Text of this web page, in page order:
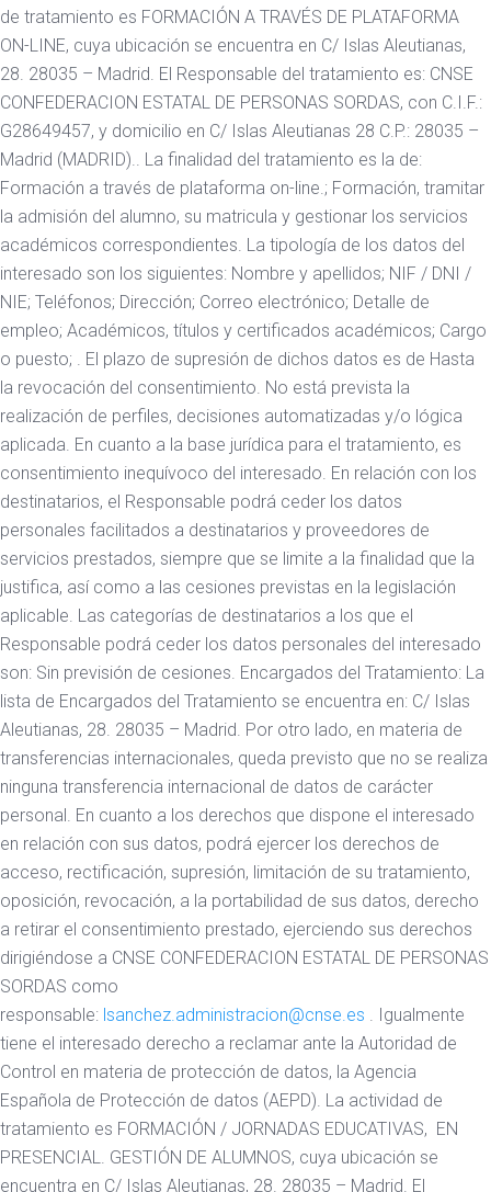
de tratamiento es FORMACIÓN A TRAVÉS DE PLATAFORMA
ON-LINE, cuya ubicación se encuentra en C/ Islas Aleutianas,
28. 28035 – Madrid. El Responsable del tratamiento es: CNSE
CONFEDERACION ESTATAL DE PERSONAS SORDAS, con C.I.F.:
G28649457, y domicilio en C/ Islas Aleutianas 28 C.P.: 28035 –
Madrid (MADRID).. La finalidad del tratamiento es la de:
Formación a través de plataforma on-line.; Formación, tramitar
la admisión del alumno, su matricula y gestionar los servicios
académicos correspondientes. La tipología de los datos del
interesado son los siguientes: Nombre y apellidos; NIF / DNI /
NIE; Teléfonos; Dirección; Correo electrónico; Detalle de
empleo; Académicos, títulos y certificados académicos; Cargo
o puesto; . El plazo de supresión de dichos datos es de Hasta
la revocación del consentimiento. No está prevista la
realización de perfiles, decisiones automatizadas y/o lógica
aplicada. En cuanto a la base jurídica para el tratamiento, es
consentimiento inequívoco del interesado. En relación con los
destinatarios, el Responsable podrá ceder los datos
personales facilitados a destinatarios y proveedores de
servicios prestados, siempre que se limite a la finalidad que la
justifica, así como a las cesiones previstas en la legislación
aplicable. Las categorías de destinatarios a los que el
Responsable podrá ceder los datos personales del interesado
son: Sin previsión de cesiones. Encargados del Tratamiento: La
lista de Encargados del Tratamiento se encuentra en: C/ Islas
Aleutianas, 28. 28035 – Madrid. Por otro lado, en materia de
transferencias internacionales, queda previsto que no se realiza
ninguna transferencia internacional de datos de carácter
personal. En cuanto a los derechos que dispone el interesado
en relación con sus datos, podrá ejercer los derechos de
acceso, rectificación, supresión, limitación de su tratamiento,
oposición, revocación, a la portabilidad de sus datos, derecho
a retirar el consentimiento prestado, ejerciendo sus derechos
dirigiéndose a CNSE CONFEDERACION ESTATAL DE PERSONAS
SORDAS como
responsable: lsanchez.administracion@cnse.es . Igualmente
tiene el interesado derecho a reclamar ante la Autoridad de
Control en materia de protección de datos, la Agencia
Española de Protección de datos (AEPD). La actividad de
tratamiento es FORMACIÓN / JORNADAS EDUCATIVAS, EN
PRESENCIAL. GESTIÓN DE ALUMNOS, cuya ubicación se
encuentra en C/ Islas Aleutianas, 28. 28035 – Madrid. El